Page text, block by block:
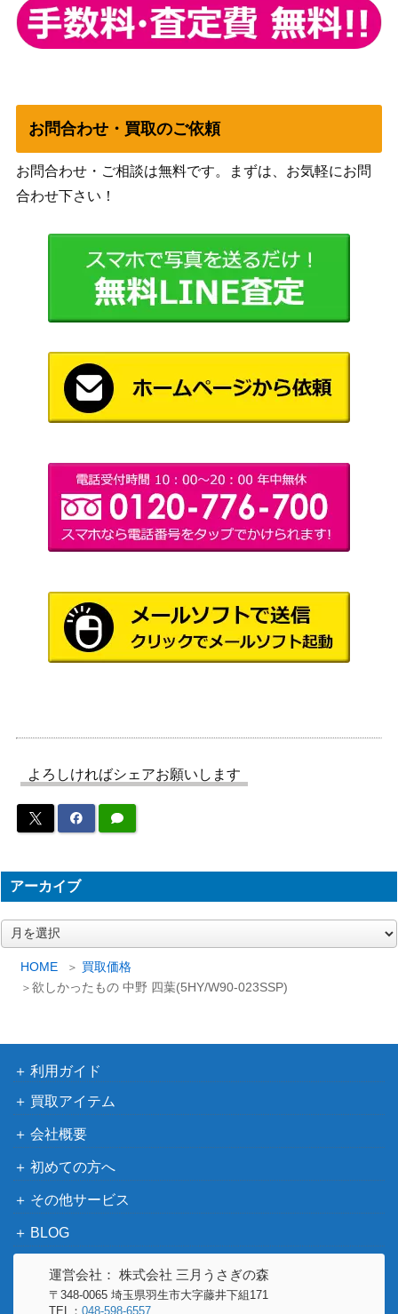
HOME
買取価格
欲しかったもの 中野 四葉(5HY/W90-023SSP)
“ブロカント” ココ
ア (GU/W88-036S
ブシロード
（ご注文はうさぎですか？
35,000
ル (DDM/S88-027
るのは間違っているだろう
か）
Happy 14th Annive
rsary !!（PR/箔押
変わった“トー
チ”悠二【SS/WE4
1-10SP】
ブシロード
（灼眼のシャナ）
ティ 五十嵐響子
【IMC/W115-058S
ブシロード
（アイドルマスター シンデレ
ラガールズ Next Twinkle!）
4,500
R/S78-058SP)
（痛いのは嫌なので防御力に
極振りしたいと思います。）
1,200
稲荷所縁江戸紫 イ
ナリワン（UMA/W
106-093SP）
ブシロード
（ウマ娘）
1,200
もの サムライソー
ド（CSM/S96-035
ブシロード
（チェンソーマン）
サクラバクシンオ
ー（UMA/W106-1
28SP）
ブシロード
（ウマ娘）
山脇様の手下：マ
巫呼【HBR/W117-
009SP】
（ヘブンバーンズレッド
7,980
可愛いが溢れるス
み (LNJ/W97-003S
クールアイドル同好会）
レイド 速水 奏【I
MC/W115-097S
P】
ラガールズ Next Twinkle!）
10,000
エンリコ・P&Ws
（JJ/SE42-13SP）
ブシロード
子 ソー (MAR/S89
-003A)
6,000
星梨花（SP）IAS/I
ブシロード
お問合わせ・買取のご依頼
お問合わせ・ご相談は無料です。まずは、お気軽にお問
合わせ下さい！
よろしければシェアお願いします
アーカイブ
ー
利用ガイド
買取アイテム
会社概要
初めての方へ
その他サービス
BLOG
運営会社： 株式会社 三月うさぎの森
〒348-0065 埼玉県羽生市大字藤井下組171
TEL： 048-598-6557